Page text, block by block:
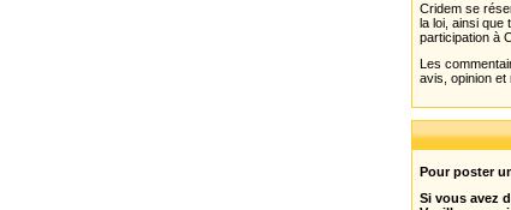
Cridem se
la loi, ainsi que
participation à
Les
avis, opinion et
Pour poster
Si vous avez